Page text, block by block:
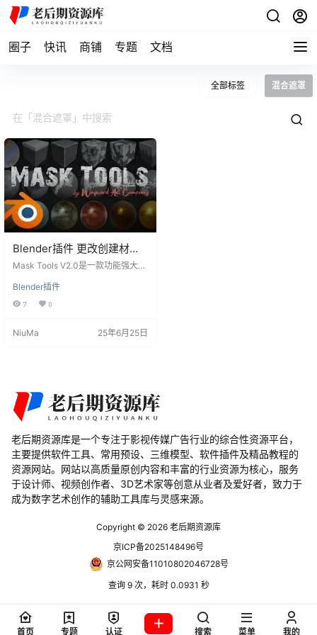
圈子 快讯 商铺 专题 文档
全部标签 混合遮罩
Blender插件 更改创建材质
纹理混合遮罩 Mask Tools
Mask Tools V2.0是一款功能强大的
der中进行纹理处理和创建复杂材质
的流程。该插件为用户提供了一系
而提高了3D模型的质量和外观。本
Blender插件
7 0
NiuMa 25年6月25日
老后期资源库是一个专注于影视传媒广告行业的综合性资源平台，
主要提供软件工具、常用预设、三维模型、软件插件及精品教程的
资源网站。网站以高质量原创内容和丰富的行业资源为核心，服务
于设计师、视频创作者、3D艺术家等创意从业者及爱好者，致力于
成为数字艺术创作的辅助工具库与灵感来源。
Copyright © 2026 老后期资源库
京ICP备2025148496号
京公网安备11010802046728号
查询 9 次，耗时 0.0931 秒
首页 专题 认证 搜索 菜单 我的